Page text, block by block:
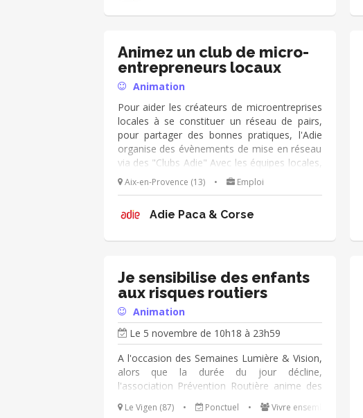
dans l'aventure pour faire grimper la collecte.
• Présentez avec votre coeur les combats,
les victoires et l'univers de l'AFM-Téléthon.
Animez un club de micro-
entrepreneurs locaux
Animation
Pour aider les créateurs de microentreprises
locales à se constituer un réseau de pairs,
pour partager des bonnes pratiques, l'Adie
organise des évènements de mise en réseau
via des "Clubs Adie" Avec les équipes locales,
pilotez ou participez à l’organisation de ces
évènements (environ 1/trimestre) : ■ vous
recherchez les intervenants ■ vous ciblez les
logistique LE JOUR J, vous pouvez co-animer
les échanges, recueillir la satisfaction et les
attentes des participants pour d’autres
événements
Aix-en-Provence (13) • Emploi
Adie Paca & Corse
Je sensibilise des enfants
aux risques routiers
Animation
Le 5 novembre de 10h18 à 23h59
A l'occasion des Semaines Lumière & Vision,
alors que la durée du jour décline,
l'association Prévention Routière anime des
ateliers de sensibilisation à destination d'une
école primaire autour de la question de la
Le Vigen (87) • Ponctuel • Vivre ensemble